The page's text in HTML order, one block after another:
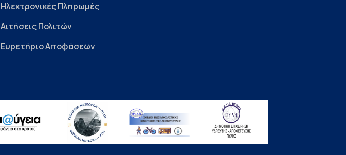
Ηλεκτρονικές Πληρωμές
Αιτήσεις Πολιτών
Ευρετήριο Αποφάσεων